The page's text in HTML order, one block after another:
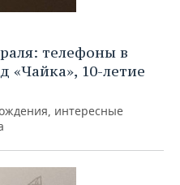
телефоны в
«Чайка», 10-летие
интересные